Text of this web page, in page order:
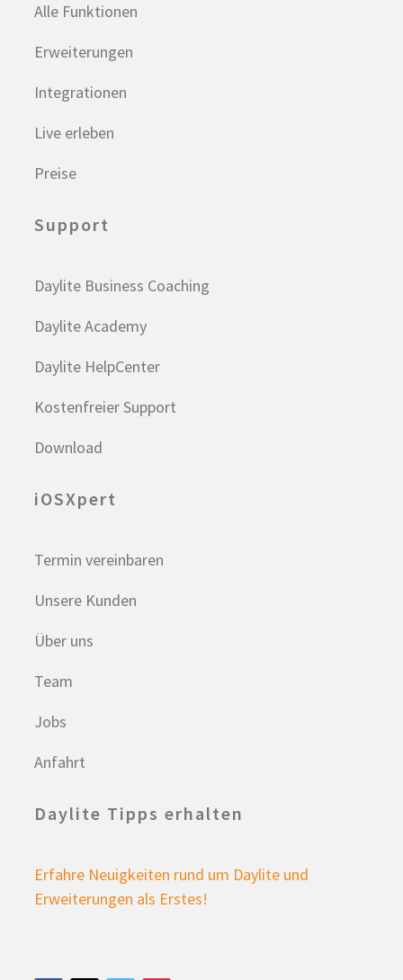
Alle Funktionen
Erweiterungen
Integrationen
Live erleben
Preise
Support
Daylite Business Coaching
Daylite Academy
Daylite HelpCenter
Kostenfreier Support
Download
iOSXpert
Termin vereinbaren
Unsere Kunden
Über uns
Team
Jobs
Anfahrt
Daylite Tipps erhalten
Erfahre Neuigkeiten rund um Daylite und
Erweiterungen als Erstes!